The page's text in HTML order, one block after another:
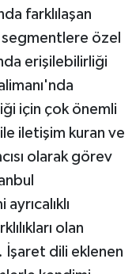
farklılaşan
segmentlere özel
erişilebilirliği
için çok önemli
iletişim kuran ve
olarak görev
olan
İşaret dili eklenen